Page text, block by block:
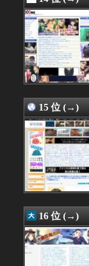
08/07 15:03
08/07 15:03
08/07 15:03
08/07 15:03
08/07 15:03
08/07 15:02
08/07 15:01
08/07 15:01
08/07 15:01
15 位 (→)
16 位 (→)